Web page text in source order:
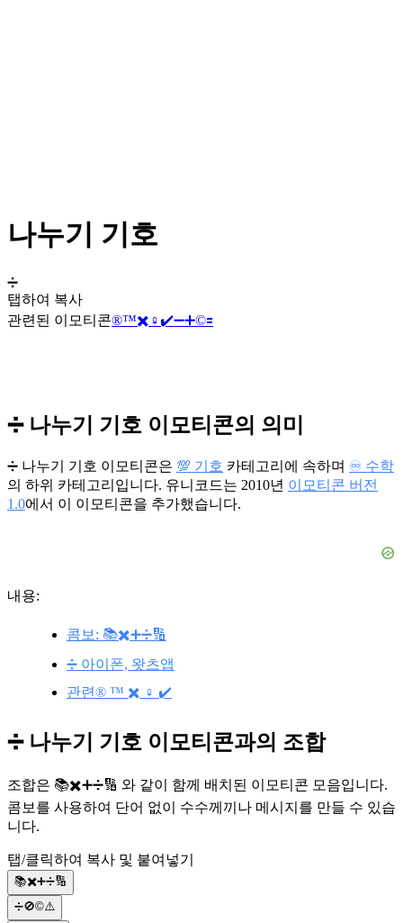
나누기 기호
➗
탭하여 복사
관련된 이모티콘®️™️✖️ ♀️✔️➖➕©️🟰
➗ 나누기 기호 이모티콘의 의미
➗ 나누기 기호 이모티콘은 💯 기호 카테고리에 속하며 ♾️ 수학
의 하위 카테고리입니다. 유니코드는 2010년 이모티콘 버전
1.0에서 이 이모티콘을 추가했습니다.
내용:
콤보: 📚✖️➕➗🔢
➗ 아이폰, 왓츠앱
관련®️ ™️ ✖️ ♀️ ✔️
➗ 나누기 기호 이모티콘과의 조합
조합은 📚✖️➕➗🔢 와 같이 함께 배치된 이모티콘 모음입니다.
콤보를 사용하여 단어 없이 수수께끼나 메시지를 만들 수 있습
니다.
탭/클릭하여 복사 및 붙여넣기
📚✖️➕➗🔢
➗🚫©️⚠️